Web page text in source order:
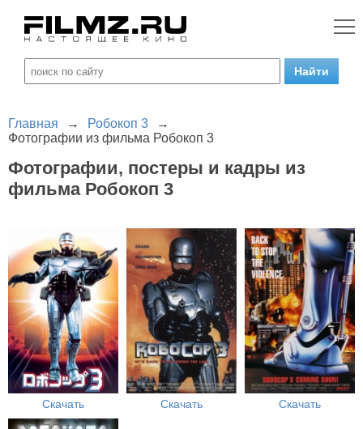
Главная → Робокоп 3
→
Фотографии из фильма Робокоп 3
Фотографии, постеры и кадры из
фильма Робокоп 3
Скачать Скачать Скачать